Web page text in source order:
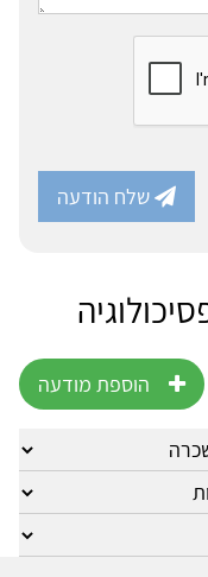
שלח הודעה
הוספת מודעה